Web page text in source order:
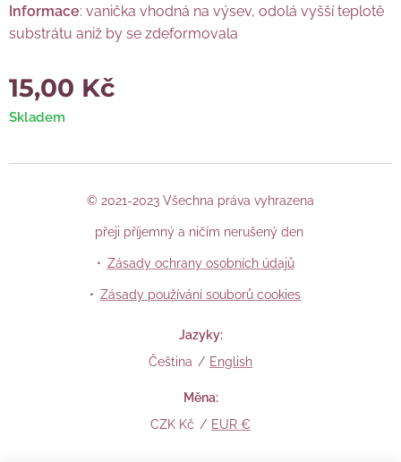
Informace: vanička vhodná na výsev, odolá vyšší teplotě
substrátu aniž by se zdeformovala
15,00 Kč
Skladem
© 2021-2023 Všechna práva vyhrazena
přeji příjemný a ničím nerušený den
Zásady ochrany osobních údajů
Zásady používání souborů cookies
Jazyky
Čeština
English
Měna
CZK Kč
EUR €